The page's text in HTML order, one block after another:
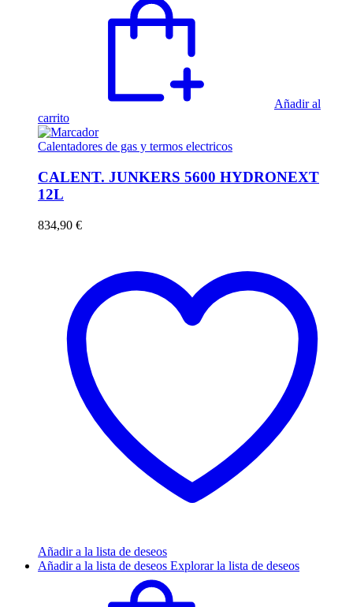
Añadir al
carrito
Calentadores de gas y termos electricos
CALENT. JUNKERS 5600 HYDRONEXT
12L
834,90 €
Añadir a la lista de deseos
Añadir a la lista de deseos Explorar la lista de deseos